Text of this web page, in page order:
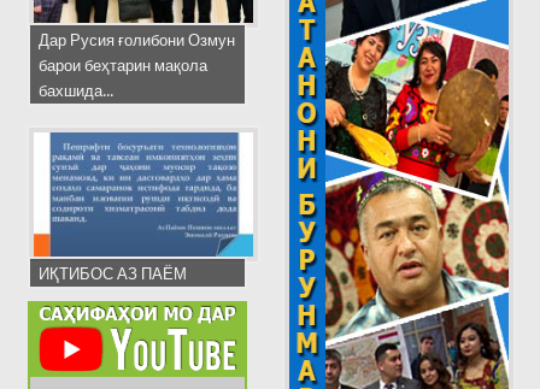
Дар Русия ғолибони Озмун
барои беҳтарин мақола
бахшида...
ИҚТИБОС АЗ ПАЁМ